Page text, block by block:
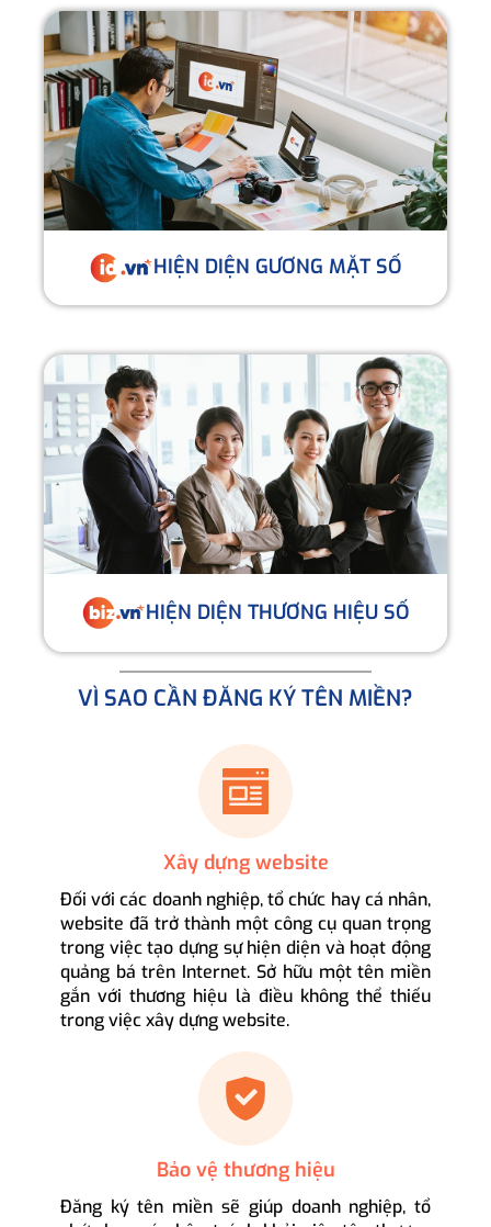
HIỆN DIỆN GƯƠNG MẶT SỐ
HIỆN DIỆN THƯƠNG HIỆU SỐ
VÌ SAO CẦN ĐĂNG KÝ TÊN MIỀN?
Xây dựng website
Đối với các doanh nghiệp, tổ chức hay cá nhân,
website đã trở thành một công cụ quan trọng
trong việc tạo dựng sự hiện diện và hoạt động
quảng bá trên Internet. Sở hữu một tên miền
gắn với thương hiệu là điều không thể thiếu
trong việc xây dựng website.
Bảo vệ thương hiệu
Đăng ký tên miền sẽ giúp doanh nghiệp, tổ